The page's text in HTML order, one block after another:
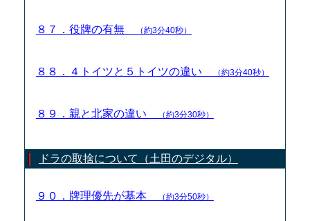
８７．役牌の有無 （約3分40秒）
８８．４トイツと５トイツの違い （約3分40秒）
８９．親と北家の違い （約3分30秒）
ドラの取捨について（土田のデジタル）
９０．牌理優先が基本 （約3分50秒）